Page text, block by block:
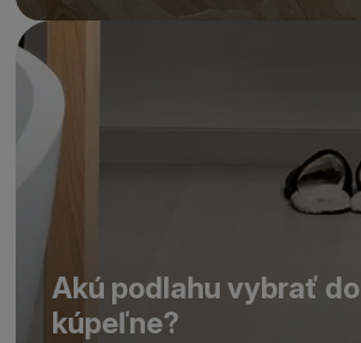
Akú podlahu vybrať do
kúpeľne?